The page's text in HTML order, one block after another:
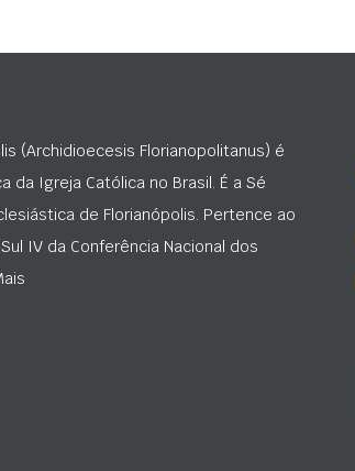
(Archidioecesis Florianopolitanus) é
da Igreja Católica no Brasil. É a Sé
de Florianópolis. Pertence ao
IV da Conferência Nacional dos